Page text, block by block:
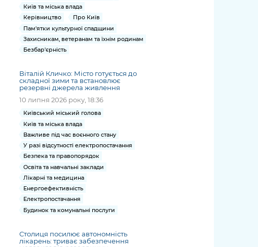
Київ та міська влада
Керівництво
Про Київ
Пам'ятки культурної спадщини
Захисникам, ветеранам та їхнім родинам
Безбар'єрність
Віталій Кличко: Місто готується до
складної зими та встановлює
резервні джерела живлення
10 липня 2026 року, 18:36
Київський міський голова
Київ та міська влада
Важливе під час воєнного стану
У разі відсутності електропостачання
Безпека та правопорядок
Освіта та навчальні заклади
Лікарні та медицина
Енергоефективність
Електропостачання
Будинок та комунальні послуги
Столиця посилює автономність
лікарень: триває забезпечення